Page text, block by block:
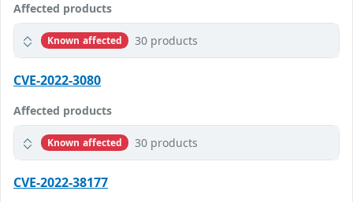
Affected products
Known affected 30 products
CVE-2022-3080
Affected products
Known affected 30 products
CVE-2022-38177